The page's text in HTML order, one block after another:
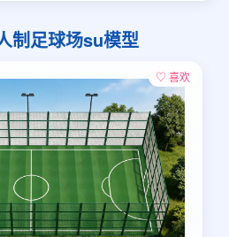
制足球场su模型
♡ 喜欢